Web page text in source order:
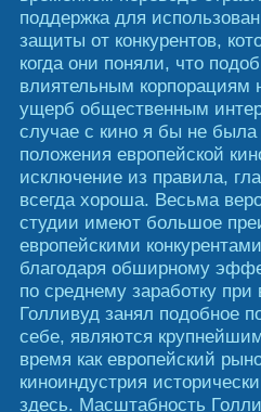
поддержка для
защиты от конкурентов,
когда они поняли, что
влиятельным корпорациям
ущерб общественным
случае с кино я бы не была
положения европейской
исключение из правила,
всегда хороша. Весьма
студии имеют большое
европейскими
благодаря обширному
по среднему заработку
Голливуд занял подобное
себе, являются
время как европейский
киноиндустрия
здесь. Масштабность